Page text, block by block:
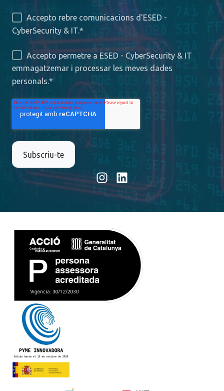
Accepto rebre comunicacions d'ESED -
CyberSecurity & IT.*
Accepto permetre a ESED - CyberSecurity & IT
emmagatzemar i processar les meves dades
personals.*